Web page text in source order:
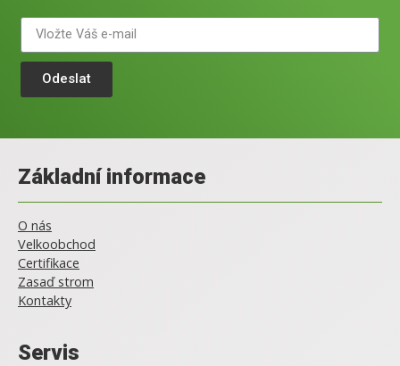
Odeslat
Základní informace
O nás
Velkoobchod
Certifikace
Zasaď strom
Kontakty
Servis